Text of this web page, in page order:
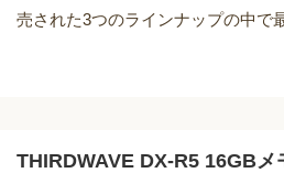
売された3つのラインナップの中で
THIRDWAVE DX-R5 16GB